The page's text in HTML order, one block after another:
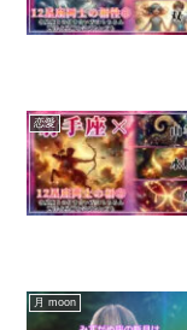
恋愛
月 moon